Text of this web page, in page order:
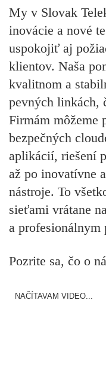
My v Slovak
inovácie a nové
uspokojiť aj
klientov. Naša
kvalitnom a
pevných linkách,
Firmám môžeme
bezpečných
aplikácií, riešení
až po inovatívne
nástroje. To
sieťami vrátane
a profesionálnym
Pozrite sa, čo o
NAČÍTAVAM VIDEO...